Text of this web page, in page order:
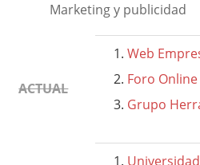
Marketing y publicidad
ACTUAL
Web
Foro
Grupo